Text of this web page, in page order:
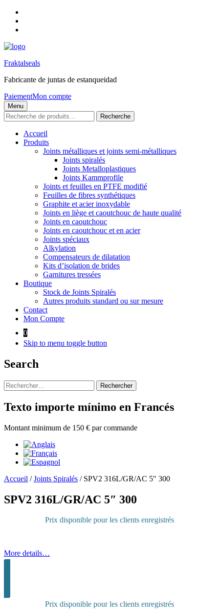
content
footer
Fraktalseals
Fabricante de juntas de estanqueidad
PaiementMon compte
Menu
Recherche
pour :
Recherche
Accueil
Produits
Joints métalliques et joints semi-métalliques
Joints spiralés
Joints Metalloplastiques
Joints Kammprofile
Joints et feuilles en PTFE modifié
Feuilles de fibres synthétiques
Graphite et acier inoxydable
Joints en liège et caoutchouc de haute qualité
Joints en caoutchouc
Joints en caoutchouc et en acier
Joints spéciaux
Alkylation
Compensateurs de dilatation
Kits d’isolation de brides
Garnitures tressées
Boutique
Stock de Joints Spiralés
Autres produits standard ou sur mesure
Contact
Mon Compte
0
Skip to menu toggle button
Search
Rechercher :
Texto importe mínimo en Francés
Montant minimum de 150 € par commande
Accueil /Joints Spiralés / SPV2 316L/GR/AC 5″ 300
SPV2 316L/GR/AC 5″ 300
Prix disponible pour les clients enregistrés
More details…
Prix disponible pour les clients enregistrés